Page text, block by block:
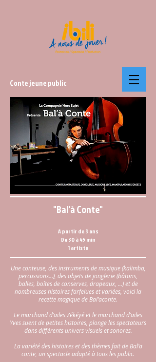
Conte jeune public
"Bal'à Conte"
A partir de 3 ans
De 30 à 45 min
1 artiste
Une conteuse, des instruments de musique (kalimba,
percussions…), des objets de jonglerie (bâtons,
balles, boîtes de conserves, drapeaux, …) et de
nombreuses histoires farfelues et variées, voici la
recette magique de Bal’aconte.
Le marchand d’ailes Zékéyé et le marchand d’ailes
Yves suent de petites histoires, plonge les spectateurs
dans différents univers visuels et sonores.
La variété des histoires et des thèmes fait de Bal’a
conte, un spectacle adapté à tous les public.